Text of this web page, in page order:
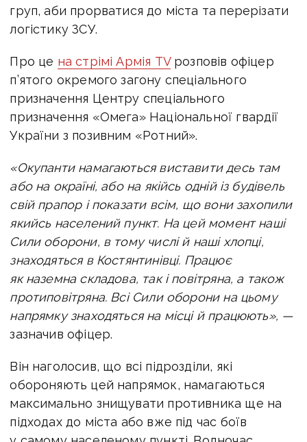
груп, аби прорватися до міста та перерізати
логістику ЗСУ.
Про це на стрімі Армія TVрозповів офіцер
п’ятого окремого загону спеціального
призначення Центру спеціального
призначення «Омега» Національної гвардії
України з позивним «Ротний».
«Окупанти намагаються виставити десь там
або на окраїні, або на якійсь одній із будівель
свій прапор і показати всім, що вони захопили
якийсь населений пункт. На цей момент наші
Сили оборони, в тому числі й наші хлопці,
знаходяться в Костянтинівці. Працює
як наземна складова, так і повітряна, а також
протиповітряна. Всі Сили оборони на цьому
напрямку знаходяться на місці й працюють», —
зазначив офіцер.
Він наголосив, що всі підрозділи, які
обороняють цей напрямок, намагаються
максимально знищувати противника ще на
підходах до міста або вже під час боїв